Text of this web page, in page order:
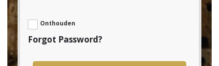
Onthouden
Forgot Password?